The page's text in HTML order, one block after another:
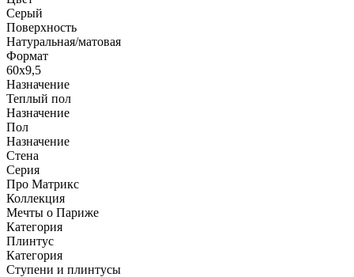
Серый
Поверхность
Натуральная/матовая
Формат
60x9,5
Назначение
Теплый пол
Назначение
Пол
Назначение
Стена
Серия
Про Матрикс
Коллекция
Мечты о Париже
Категория
Плинтус
Категория
Ступени и плинтусы